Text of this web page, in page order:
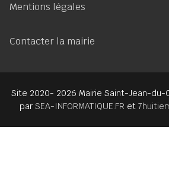
Mentions légales
Contacter la mairie
Site 2020- 2026 Mairie Saint-Jean-du-
par SEA-INFORMATIQUE.FR et